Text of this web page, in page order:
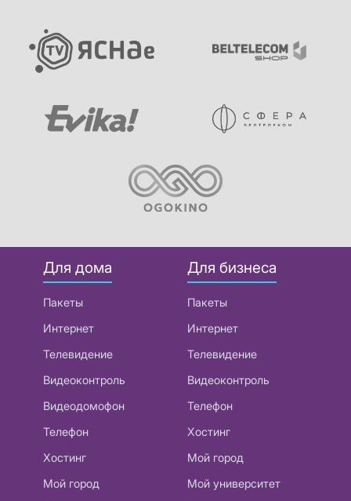
Для дома
Пакеты
Интернет
Телевидение
Видеоконтроль
Видеодомофон
Телефон
Хостинг
Мой город
Для бизнеса
Пакеты
Интернет
Телевидение
Видеоконтроль
Телефон
Хостинг
Мой город
Мой университет